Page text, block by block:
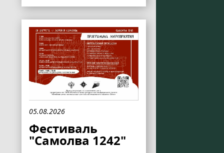
05.08.2026
Фестиваль
"Самолва 1242"